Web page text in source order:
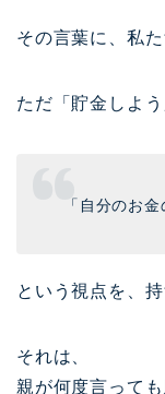
その言葉に、私
ただ「貯金しよう
「自分のお
という視点を、
それは、
親が何度言って